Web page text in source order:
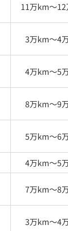
11万km〜
3万km〜4
4万km〜5
8万km〜9
5万km〜6
4万km〜5
7万km〜8
3万km〜4